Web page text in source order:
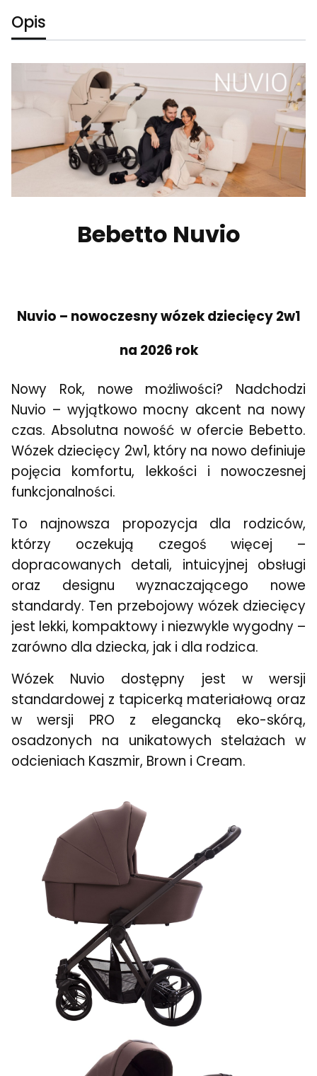
Opis
Bebetto Nuvio
Nuvio – nowoczesny wózek dziecięcy 2w1
na 2026 rok
Nowy Rok, nowe możliwości? Nadchodzi
Nuvio – wyjątkowo mocny akcent na nowy
czas. Absolutna nowość w ofercie Bebetto.
Wózek dziecięcy 2w1, który na nowo definiuje
pojęcia komfortu, lekkości i nowoczesnej
funkcjonalności.
To najnowsza propozycja dla rodziców,
którzy oczekują czegoś więcej –
dopracowanych detali, intuicyjnej obsługi
oraz designu wyznaczającego nowe
standardy. Ten przebojowy wózek dziecięcy
jest lekki, kompaktowy i niezwykle wygodny –
zarówno dla dziecka, jak i dla rodzica.
Wózek Nuvio dostępny jest w wersji
standardowej z tapicerką materiałową oraz
w wersji PRO z elegancką eko-skórą,
osadzonych na unikatowych stelażach w
odcieniach Kaszmir, Brown i Cream.